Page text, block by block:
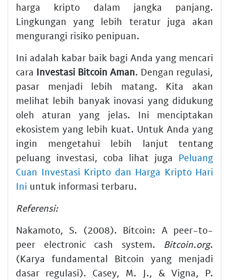
harga kripto dalam jangka panjang.
Lingkungan yang lebih teratur juga akan
mengurangi risiko penipuan.
Ini adalah kabar baik bagi Anda yang mencari
cara Investasi Bitcoin Aman. Dengan regulasi,
pasar menjadi lebih matang. Kita akan
melihat lebih banyak inovasi yang didukung
oleh aturan yang jelas. Ini menciptakan
ekosistem yang lebih kuat. Untuk Anda yang
ingin mengetahui lebih lanjut tentang
peluang investasi, coba lihat juga Peluang
Cuan Investasi Kripto dan Harga Kripto Hari
Ini untuk informasi terbaru.
Referensi:
Nakamoto, S. (2008). Bitcoin: A peer-to-
peer electronic cash system. Bitcoin.org.
(Karya fundamental Bitcoin yang menjadi
dasar regulasi). Casey, M. J., & Vigna, P.